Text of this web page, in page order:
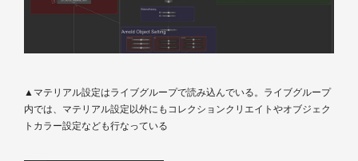
▲マテリアル設定はライブグループで読み込んでいる。ライブグループ
内では、マテリアル設定以外にもコレクションクリエイトやオブジェク
トカラー設定なども行なっている